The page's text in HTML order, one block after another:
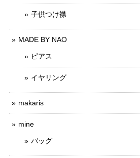
子供つけ襟
MADE BY NAO
ピアス
イヤリング
makaris
mine
バッグ